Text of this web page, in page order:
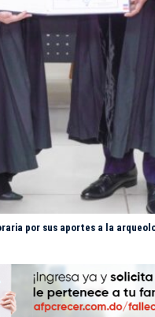
por sus aportes a la